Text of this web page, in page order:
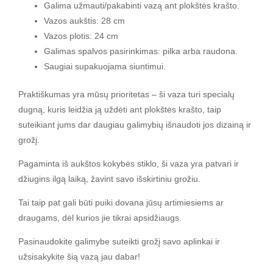
Galima užmauti/pakabinti vazą ant plokštės krašto.
Vazos aukštis: 28 cm
Vazos plotis: 24 cm
Galimas spalvos pasirinkimas: pilka arba raudona.
Saugiai supakuojama siuntimui.
Praktiškumas yra mūsų prioritetas – ši vaza turi specialų
dugną, kuris leidžia ją uždėti ant plokštės krašto, taip
suteikiant jums dar daugiau galimybių išnaudoti jos dizainą ir
grožį.
Pagaminta iš aukštos kokybės stiklo, ši vaza yra patvari ir
džiugins ilgą laiką, žavint savo išskirtiniu grožiu.
Tai taip pat gali būti puiki dovana jūsų artimiesiems ar
draugams, dėl kurios jie tikrai apsidžiaugs.
Pasinaudokite galimybe suteikti grožį savo aplinkai ir
užsisakykite šią vazą jau dabar!